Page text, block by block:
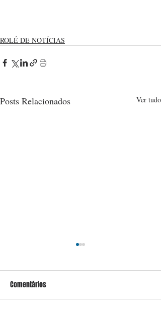
ROLÉ DE NOTÍCIAS
Posts Relacionados Ver tudo
Comentários